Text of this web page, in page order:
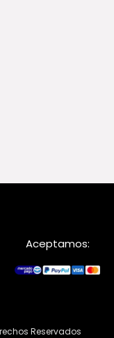
Aceptamos:
Reservados